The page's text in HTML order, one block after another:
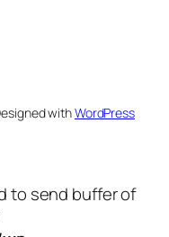
withWordPress
to send buffer of